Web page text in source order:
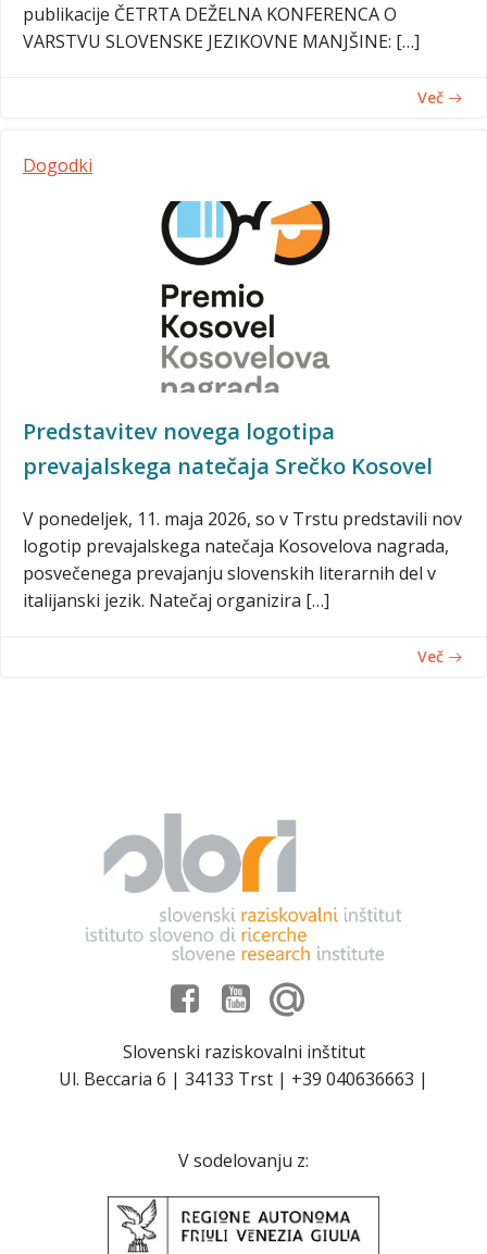
publikacije ČETRTA DEŽELNA KONFERENCA O
VARSTVU SLOVENSKE JEZIKOVNE MANJŠINE: […]
Več
Dogodki
Predstavitev novega logotipa
prevajalskega natečaja Srečko Kosovel
V ponedeljek, 11. maja 2026, so v Trstu predstavili nov
logotip prevajalskega natečaja Kosovelova nagrada,
posvečenega prevajanju slovenskih literarnih del v
italijanski jezik. Natečaj organizira […]
Več
Slovenski raziskovalni inštitut
Ul. Beccaria 6 | 34133 Trst | +39 040636663 |
V sodelovanju z: